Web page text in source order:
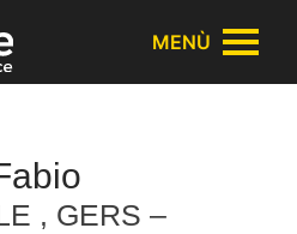
MENÙ
, GERS –